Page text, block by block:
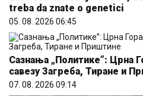
treba da znate o genetici
05. 08. 2026 06:45
Сазнања „Политике”: Црна
савезу Загреба, Тиране и
07. 08. 2026 09:14